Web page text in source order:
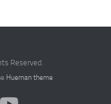
Reserved.
Hueman theme